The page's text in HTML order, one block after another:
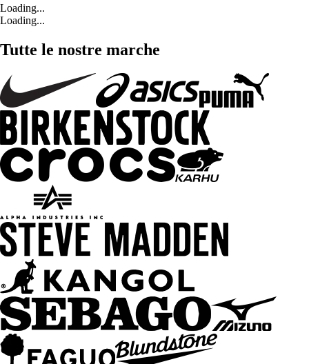
Loading...
Loading...
Tutte le nostre marche